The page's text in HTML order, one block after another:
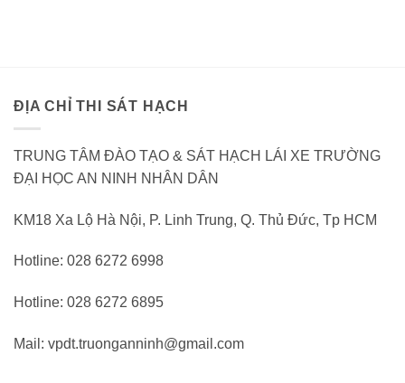
ĐỊA CHỈ THI SÁT HẠCH
TRUNG TÂM ĐÀO TẠO & SÁT HẠCH LÁI XE TRƯỜNG
ĐẠI HỌC AN NINH NHÂN DÂN
KM18 Xa Lộ Hà Nội, P. Linh Trung, Q. Thủ Đức, Tp HCM
Hotline: 028 6272 6998
Hotline: 028 6272 6895
Mail: vpdt.truonganninh@gmail.com